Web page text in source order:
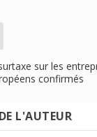
sur les
confirmés
L'AUTEUR